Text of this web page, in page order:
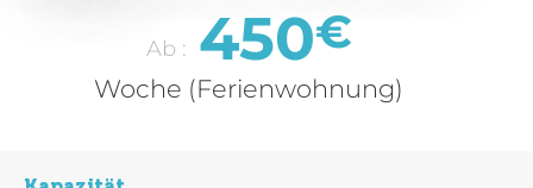
Ab : 450€
Woche (Ferienwohnung)